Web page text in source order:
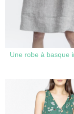
Une robe à basque